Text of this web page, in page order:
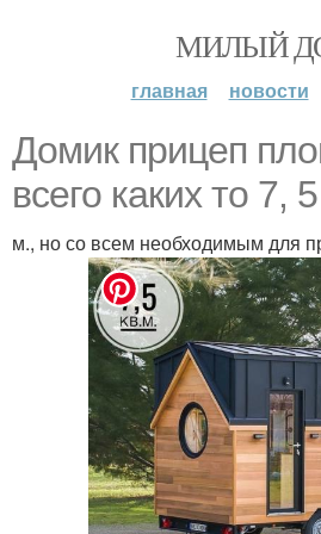
МИЛЫЙ
главная новости
Домик прицеп
всего каких то 7,
м., но со всем необходимым для